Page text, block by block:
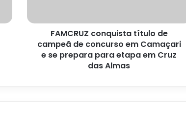
Camaçari
prepara
das
FAMCRUZ conquista título de
campeã de concurso em Camaçari
e se prepara para etapa em Cruz
das Almas